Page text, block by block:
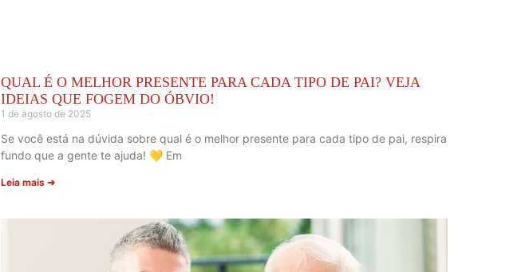
QUAL É O MELHOR PRESENTE PARA CADA TIPO DE PAI? VEJA
IDEIAS QUE FOGEM DO ÓBVIO!
1 de agosto de 2025
Se você está na dúvida sobre qual é o melhor presente para cada tipo de pai, respira
fundo que a gente te ajuda! 💛 Em
Leia mais ➜